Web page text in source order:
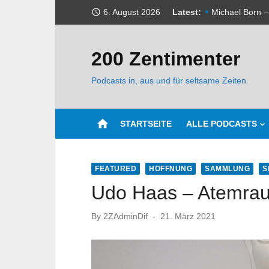
access_time 6. August 2026 Latest:
Udo Haas –
Michael Born
Sonderfolge 1
Michael Born
200 Zentimenter
Podcasts in, aus und für seltsame Zeiten
home STARTSEITE ALLE PODCASTS
FEATURED HOFFNUNG SAMMLUNG
Udo Haas –
By 2ZAdminDif
Posted
21. März 2021